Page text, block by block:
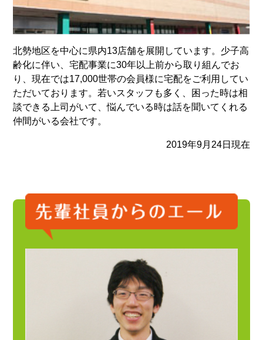
北勢地区を中心に県内13店舗を展開しています。少子高
齢化に伴い、宅配事業に30年以上前から取り組んでお
り、現在では17,000世帯の会員様に宅配をご利用してい
ただいております。若いスタッフも多く、困った時は相
談できる上司がいて、悩んでいる時は話を聞いてくれる
仲間がいる会社です。
2019年9月24日現在